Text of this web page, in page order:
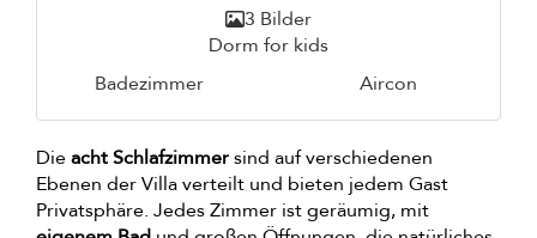
3 Bilder
Dorm for kids
Badezimmer
Aircon
Dieacht Schlafzimmersind auf verschiedenen
Ebenen der Villa verteilt und bieten jedem Gast
Privatsphäre. Jedes Zimmer ist geräumig, mit